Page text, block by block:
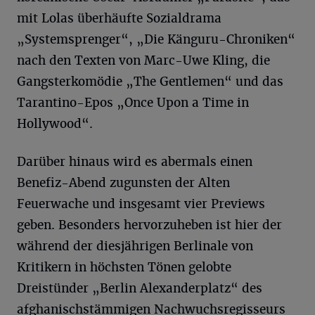
mit Lolas überhäufte Sozialdrama
„Systemsprenger“, „Die Känguru-Chroniken“
nach den Texten von Marc-Uwe Kling, die
Gangsterkomödie „The Gentlemen“ und das
Tarantino-Epos „Once Upon a Time in
Hollywood“.
Darüber hinaus wird es abermals einen
Benefiz-Abend zugunsten der Alten
Feuerwache und insgesamt vier Previews
geben. Besonders hervorzuheben ist hier der
während der diesjährigen Berlinale von
Kritikern in höchsten Tönen gelobte
Dreistünder „Berlin Alexanderplatz“ des
afghanischstämmigen Nachwuchsregisseurs